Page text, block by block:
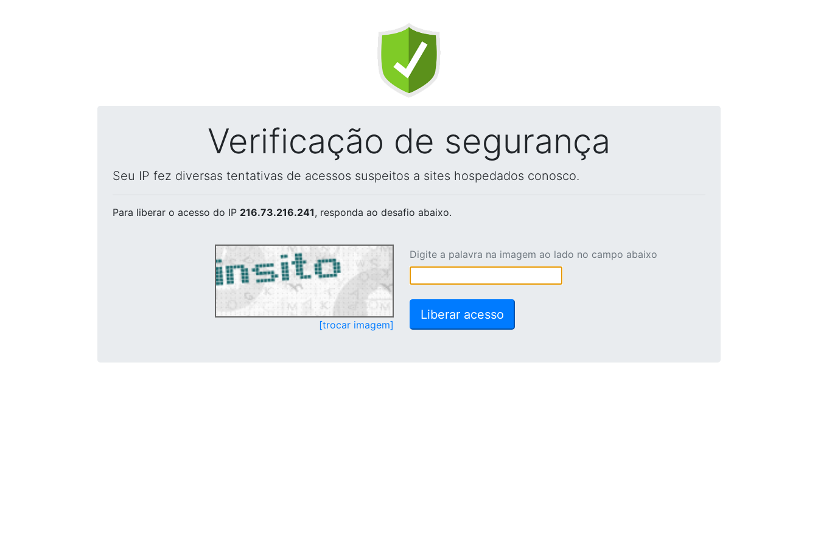
Verificação de segurança
Seu IP fez diversas tentativas de acessos suspeitos a sites hospedados conosco.
Para liberar o acesso do IP 216.73.216.241, responda ao desafio abaixo.
[trocar imagem]
Digite a palavra na imagem ao lado no campo abaixo